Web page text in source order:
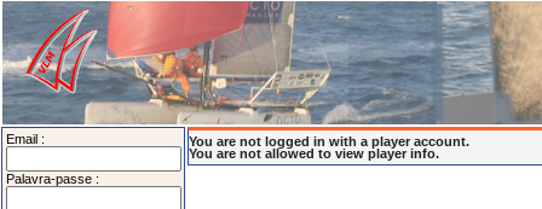
Email :
Palavra-passe :
You are not logged in with a player account.
You are not allowed to view player info.